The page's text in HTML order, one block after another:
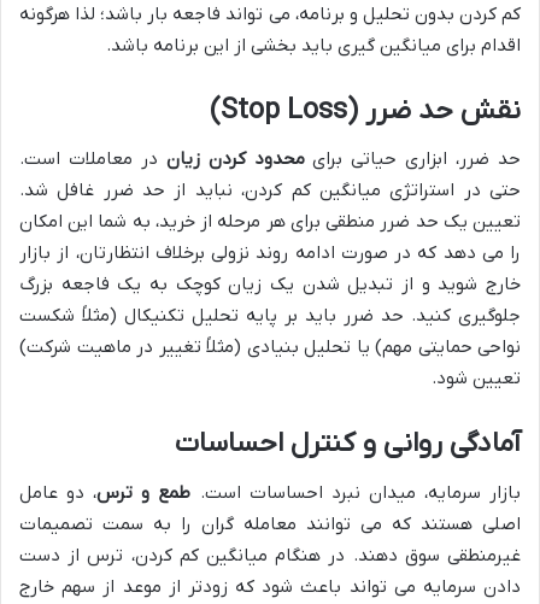
کم کردن بدون تحلیل و برنامه، می تواند فاجعه بار باشد؛ لذا هرگونه
اقدام برای میانگین گیری باید بخشی از این برنامه باشد.
نقش حد ضرر (Stop Loss)
حد ضرر، ابزاری حیاتی برایمحدود کردن زیان در معاملات است.
حتی در استراتژی میانگین کم کردن، نباید از حد ضرر غافل شد.
تعیین یک حد ضرر منطقی برای هر مرحله از خرید، به شما این امکان
را می دهد که در صورت ادامه روند نزولی برخلاف انتظارتان، از بازار
خارج شوید و از تبدیل شدن یک زیان کوچک به یک فاجعه بزرگ
جلوگیری کنید. حد ضرر باید بر پایه تحلیل تکنیکال (مثلاً شکست
نواحی حمایتی مهم) یا تحلیل بنیادی (مثلاً تغییر در ماهیت شرکت)
تعیین شود.
آمادگی روانی و کنترل احساسات
بازار سرمایه، میدان نبرد احساسات است. طمع و ترس، دو عامل
اصلی هستند که می توانند معامله گران را به سمت تصمیمات
غیرمنطقی سوق دهند. در هنگام میانگین کم کردن، ترس از دست
دادن سرمایه می تواند باعث شود که زودتر از موعد از سهم خارج